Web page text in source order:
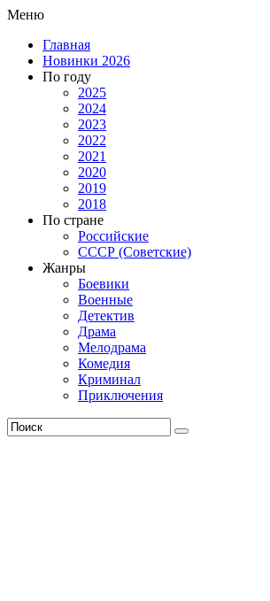
Меню
Главная
Новинки 2026
По году
2025
2024
2023
2022
2021
2020
2019
2018
По стране
Российские
СССР (Советские)
Жанры
Боевики
Военные
Детектив
Драма
Мелодрама
Комедия
Криминал
Приключения